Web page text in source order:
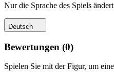
Nur die Sprache des Spiels
Deutsch
Bewertungen (0)
Spielen Sie mit der Figur, um